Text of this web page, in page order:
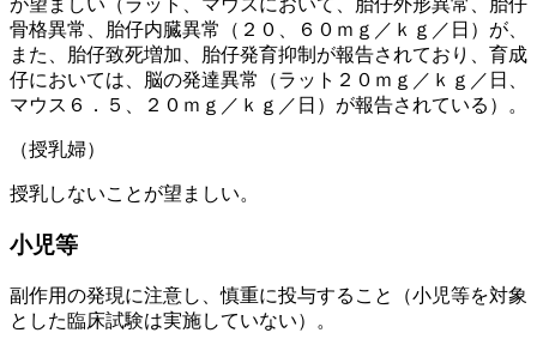
が望ましい（ラット、マウスにおいて、胎仔外形異常、胎仔
骨格異常、胎仔内臓異常（２０、６０ｍｇ／ｋｇ／日）が、
また、胎仔致死増加、胎仔発育抑制が報告されており、育成
仔においては、脳の発達異常（ラット２０ｍｇ／ｋｇ／日、
マウス６．５、２０ｍｇ／ｋｇ／日）が報告されている）。
（授乳婦）
授乳しないことが望ましい。
小児等
副作用の発現に注意し、慎重に投与すること（小児等を対象
とした臨床試験は実施していない）。